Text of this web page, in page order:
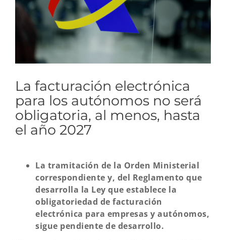
La facturación electrónica
para los autónomos no será
obligatoria, al menos, hasta
el año 2027
La tramitación de la Orden Ministerial
correspondiente y, del Reglamento que
desarrolla la Ley que establece la
obligatoriedad de facturación
electrónica para empresas y autónomos,
sigue pendiente de desarrollo.